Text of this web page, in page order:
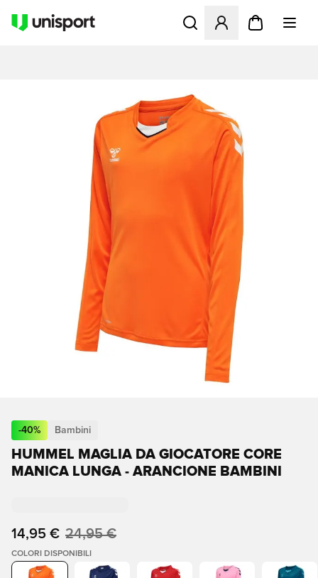
Apre una finestra modale
-40% Bambini
HUMMEL MAGLIA DA GIOCATORE CORE
MANICA LUNGA - ARANCIONE BAMBINI
14,95 € 24,95 €
COLORI DISPONIBILI